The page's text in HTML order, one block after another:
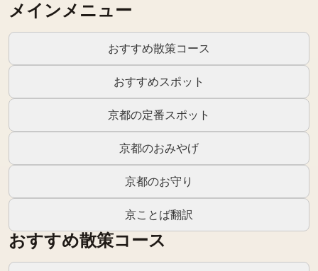
メインメニュー
おすすめ散策コース
おすすめスポット
京都の定番スポット
京都のおみやげ
京都のお守り
京ことば翻訳
おすすめ散策コース